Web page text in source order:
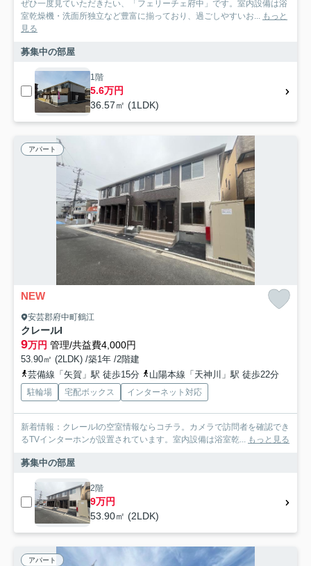
ぜひ一度見ていただきたい、「フェリーチェ府中」です。室内設備は浴
室乾燥機・洗面所独立など豊富に揃っており、過ごしやすいお...
もっと
見る
募集中の部屋
1階
5.6万円
36.57㎡ (1LDK)
アパート
NEW
安芸郡府中町鶴江
クレールI
9万円 管理/共益費4,000円
53.90㎡ (2LDK) /築1年 /2階建
芸備線「矢賀」駅 徒歩15分
山陽本線「天神川」駅 徒歩22分
駐輪場 宅配ボックス インターネット対応
新着情報：クレールIの空室情報ならコチラ。カメラで訪問者を確認でき
るTVインターホンが設置されています。室内設備は浴室乾...
もっと見る
募集中の部屋
2階
9万円
53.90㎡ (2LDK)
アパート